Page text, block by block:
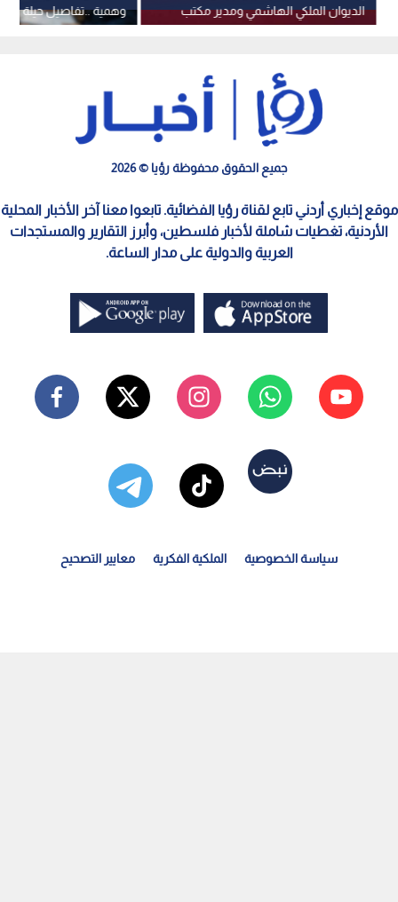
وهمية ..تفاصيل حيلة
في عمان
الديوان الملكي الهاشمي ومدير مكتب
جلالة الملك عضوين في مجلس الأمن
جميع الحقوق محفوظة رؤيا © 2026
موقع إخباري أردني تابع لقناة رؤيا الفضائية. تابعوا معنا آخر الأخبار المحلية
الأردنية، تغطيات شاملة لأخبار فلسطين، وأبرز التقارير والمستجدات
العربية والدولية على مدار الساعة.
سياسة الخصوصية الملكية الفكرية معايير التصحيح